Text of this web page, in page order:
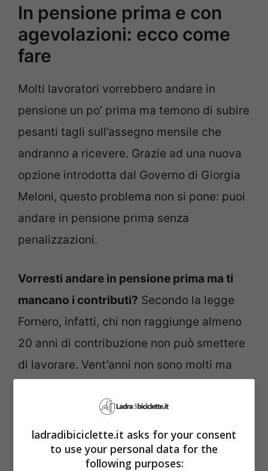
In pensione prima e con
agevolazioni: ecco come
fare
Molti lavoratori vorrebbero andare in
pensione un po’ prima ma temono di subire
pesanti tagli sull’assegno mensile che
andranno a ricevere. Grazie ad una nuova
opzione introdotta dal Governo di Giorgia
Meloni, questo problema non si pone: puoi
andare in pensione prima senza
penalizzazioni.
Vorresti andare in pensione prima ma ti
mancano i contributi? Secondo la legge
Fornero, infatti, chi non raggiunge almeno
20 anni di contribuzione non può smettere
di lavorare. Vent’anni non sono molti ma
una persona non riesce a raggiungere tale
soglia.
ladradibiciclette.it asks for your consent
to use your personal data for the
following purposes: